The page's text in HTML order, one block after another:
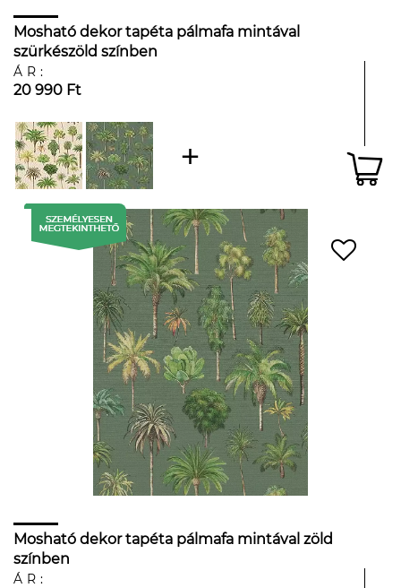
Mosható dekor tapéta pálmafa mintával
szürkészöld színben
ÁR:
20 990 Ft
Mosható dekor tapéta pálmafa mintával zöld
színben
ÁR: